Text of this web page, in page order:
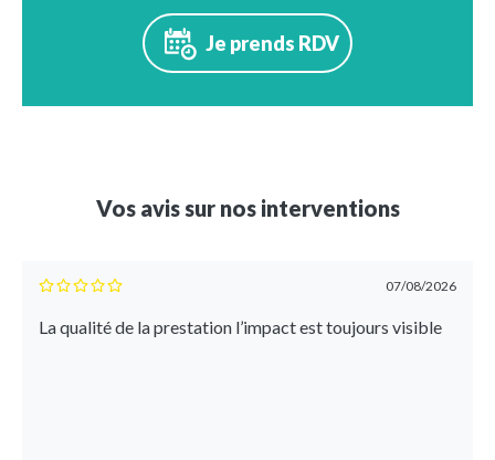
Je prends RDV
Vos avis sur nos interventions
07/08/2026
La qualité de la prestation l’impact est toujours visible